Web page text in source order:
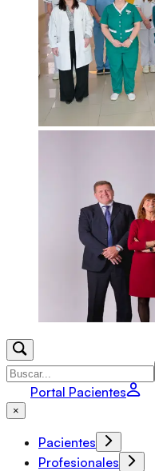
Portal Pacientes
×
Pacientes
Profesionales